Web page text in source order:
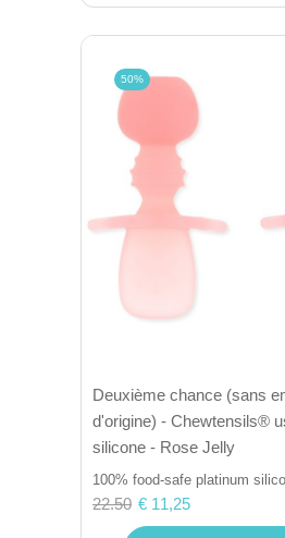
50%
Deuxième chance (sans
d'origine) - Chewtensils®
silicone - Rose Jelly
100% food-safe platinum
22.50 € 11,25